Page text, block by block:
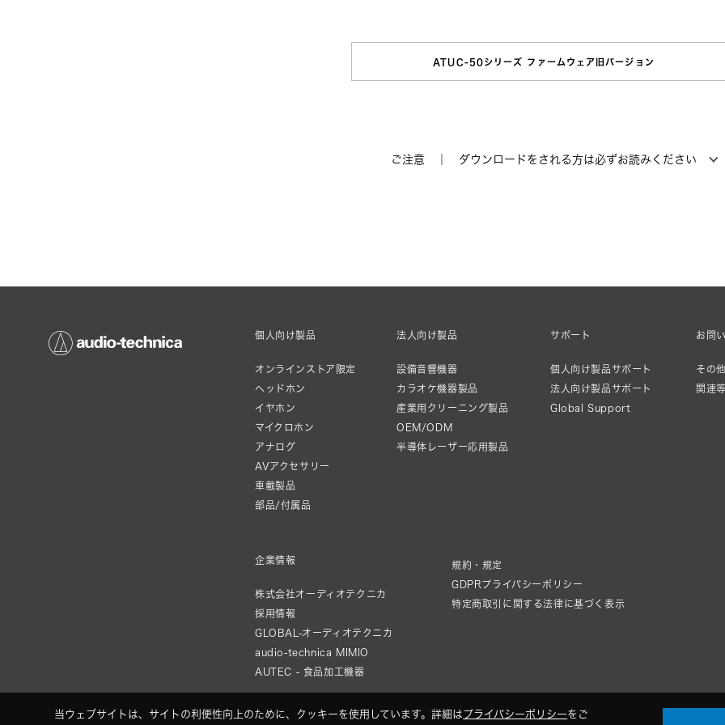
ATUC-50シリーズ ファームウェア旧バージョン
ご注意 ｜ ダウンロードをされる方は必ずお読みください
個人向け製品
オンラインストア限定
ヘッドホン
イヤホン
マイクロホン
アナログ
AVアクセサリー
車載製品
部品/付属品
法人向け製品
設備音響機器
カラオケ機器製品
産業用クリーニング製品
OEM/ODM
半導体レーザー応用製品
サポート
個人向け製品サポート
法人向け製品サポート
Global Support
お問
その
関連
企業情報
株式会社オーディオテクニカ
採用情報
GLOBAL-オーディオテクニカ
audio-technica MIMIO
AUTEC - 食品加工機器
規約・規定
GDPRプライバシーポリシー
特定商取引に関する法律に基づく表示
当ウェブサイトは、サイトの利便性向上のために、クッキーを使用しています。詳細はプライバシーポリシーをご